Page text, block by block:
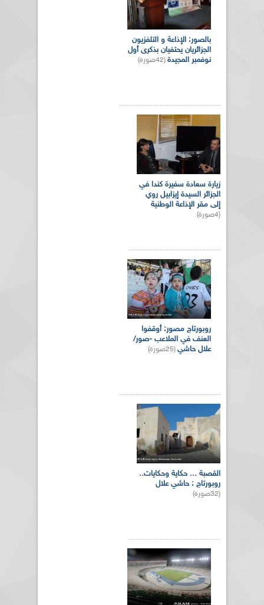
بالصور: الإذاعة و التلفزيون
الجزائريان يحتفيان بذكرى أول
نوفمبر المجيدة (42صورة)
زيارة سعادة سفيرة كندا في
الجزائر السيدة إيزابيل روي
إلى مقر الإذاعة الوطنية
(4صورة)
روبورتاج مصور: أوقفوا
العنف في الملاعب -صور/
علال حاشي (25صورة)
القصبة ... حكاية وحكايات..
روبورتاج : حاشي علال
(32صورة)